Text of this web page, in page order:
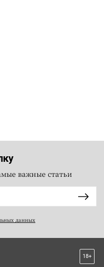
важные статьи
данных
18+